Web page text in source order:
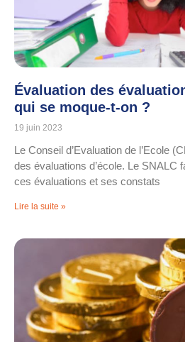
Évaluation des
qui se moque-t-on ?
19 juin 2023
Le Conseil d’Evaluation de l’Ecole
des évaluations d’école. Le SNALC
ces évaluations et ses constats
Lire la suite »